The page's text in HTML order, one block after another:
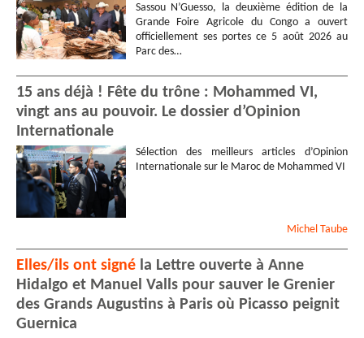
Sassou N’Guesso, la deuxième édition de la
Grande Foire Agricole du Congo a ouvert
officiellement ses portes ce 5 août 2026 au
Parc des…
15 ans déjà ! Fête du trône : Mohammed VI,
vingt ans au pouvoir. Le dossier d’Opinion
Internationale
Sélection des meilleurs articles d’Opinion
Internationale sur le Maroc de Mohammed VI
Michel Taube
Elles/ils ont signé la Lettre ouverte à Anne
Hidalgo et Manuel Valls pour sauver le Grenier
des Grands Augustins à Paris où Picasso peignit
Guernica